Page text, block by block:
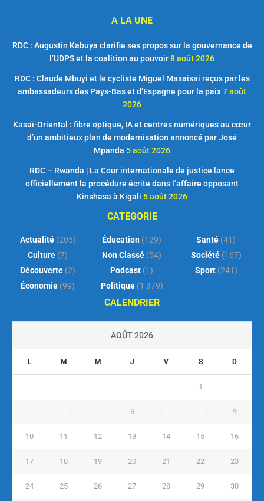
A LA UNE
RDC : Augustin Kabuya clarifie ses propos sur la gouvernance de
l’UDPS et la coalition au pouvoir8 août 2026
RDC : Claude Mbuyi et le cycliste Miguel Masaisai reçus par les
ambassadeurs des Pays-Bas et d’Espagne pour la paix7 août
2026
Kasaï-Oriental : fibre optique, IA et centres numériques au cœur
d’un ambitieux plan de modernisation annoncé par José
Mpanda 5 août 2026
RDC – Rwanda | La Cour internationale de justice lance
officiellement la procédure écrite dans l’affaire opposant
Kinshasa à Kigali 5 août 2026
CATEGORIE
Actualité(205)
Culture (7)
Découverte (2)
Économie (99)
Éducation (129)
Non Classé (54)
Podcast (1)
Politique(1 379)
Santé (41)
Société(167)
Sport(241)
CALENDRIER
AOÛT 2026
L M M J V S D
1
6 9
10 11 12 13 14 15 16
17 18 19 20 21 22 23
24 25 26 27 28 29 30